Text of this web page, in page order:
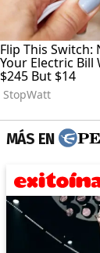
MÁS EN